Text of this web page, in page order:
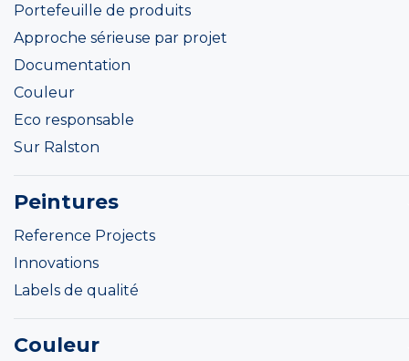
Portefeuille de produits
Approche sérieuse par projet
Documentation
Couleur
Eco responsable
Sur Ralston
Peintures
Reference Projects
Innovations
Labels de qualité
Couleur